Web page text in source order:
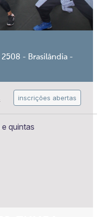
2508 - Brasilândia -
inscrições abertas
quintas